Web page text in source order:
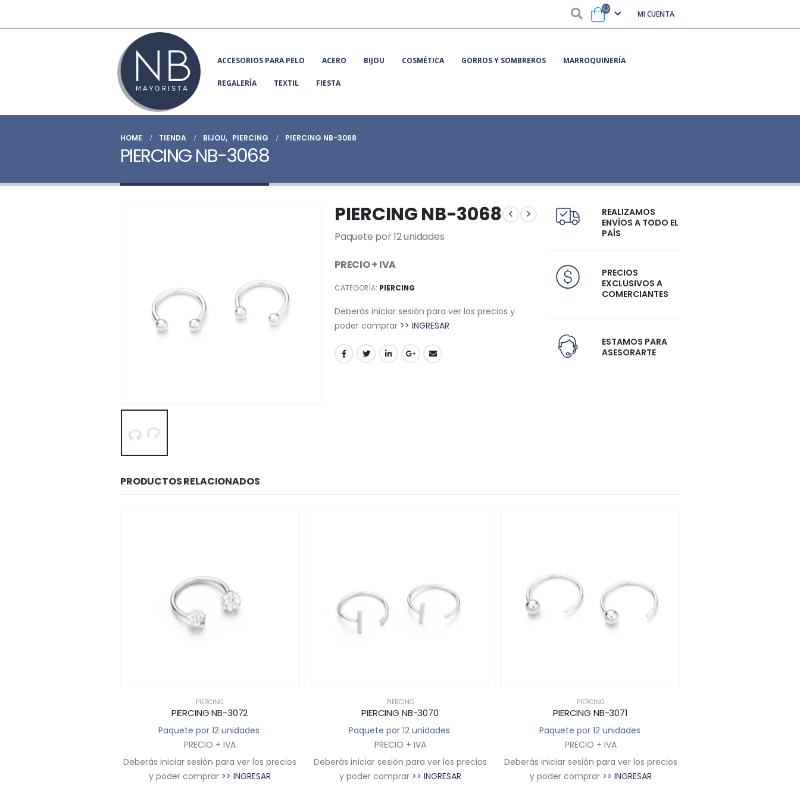
MI CUENTA
ACCESORIOS PARA PELO ACERO BIJOU COSMÉTICA GORROS Y SOMBREROS MARROQUINERÍA
REGALERÍA TEXTIL FIESTA
HOME TIENDA BIJOU, PIERCING PIERCING NB-3068
PIERCING NB-3068
PIERCING NB-3068
Paquete por 12 unidades
PRECIO + IVA
CATEGORÍA: PIERCING
Deberás iniciar sesión para ver los precios y
poder comprar >> INGRESAR
REALIZAMOS
ENVÍOS A TODO EL
PAÍS
PRECIOS
EXCLUSIVOS A
COMERCIANTES
ESTAMOS PARA
ASESORARTE
PRODUCTOS RELACIONADOS
PIERCING
PIERCING NB-3072
Paquete por 12 unidades
PRECIO + IVA
Deberás iniciar sesión para ver los precios
y poder comprar >> INGRESAR
PIERCING
PIERCING NB-3070
Paquete por 12 unidades
PRECIO + IVA
Deberás iniciar sesión para ver los precios
y poder comprar >> INGRESAR
PIERCING
PIERCING NB-3071
Paquete por 12 unidades
PRECIO + IVA
Deberás iniciar sesión para ver los precios
y poder comprar >> INGRESAR